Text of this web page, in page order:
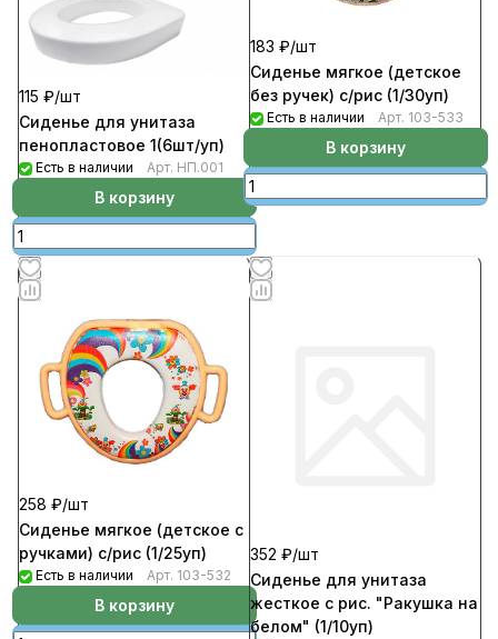
115 ₽/шт
Сиденье для унитаза
пенопластовое 1(6шт/уп)
Есть в наличии Арт. НП.001
В корзину
183 ₽/шт
Сиденье мягкое (детское
без ручек) с/рис (1/30уп)
Есть в наличии Арт. 103-533
В корзину
258 ₽/шт
Сиденье мягкое (детское с
ручками) с/рис (1/25уп)
Есть в наличии Арт. 103-532
В корзину
352 ₽/шт
Сиденье для унитаза
жесткое с рис. "Ракушка на
белом" (1/10уп)